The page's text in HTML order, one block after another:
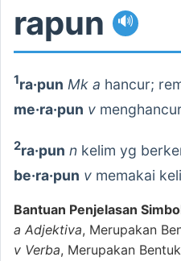
rapun 🔊
1ra·pun Mk a hancur;
me·ra·pun v
2ra·pun n kelim yg
be·ra·pun v memakai
Bantuan Penjelasan
a Adjektiva, Merupakan
v Verba, Merupakan